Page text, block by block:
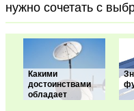
нужно сочетать с
Какими
достоинствами
обладает